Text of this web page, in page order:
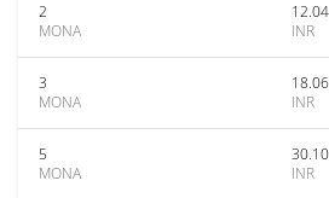
2
MONA
12.04
INR
3
MONA
18.06
INR
5
MONA
30.10
INR